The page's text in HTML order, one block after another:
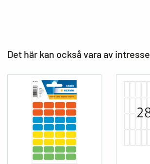
Det här kan också vara av intresse